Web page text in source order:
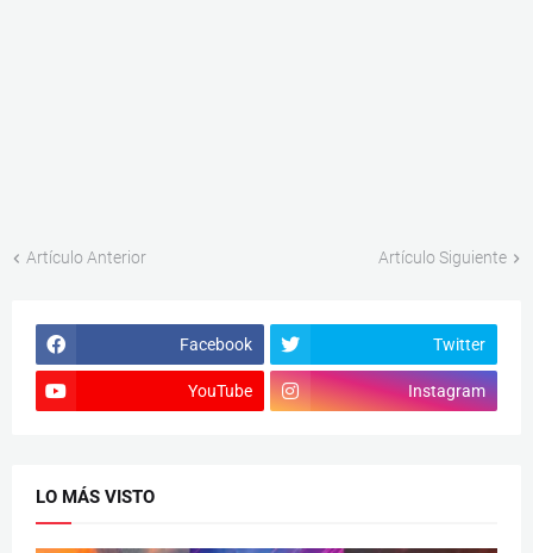
Artículo Anterior Artículo Siguiente
Facebook Twitter
YouTube Instagram
LO MÁS VISTO